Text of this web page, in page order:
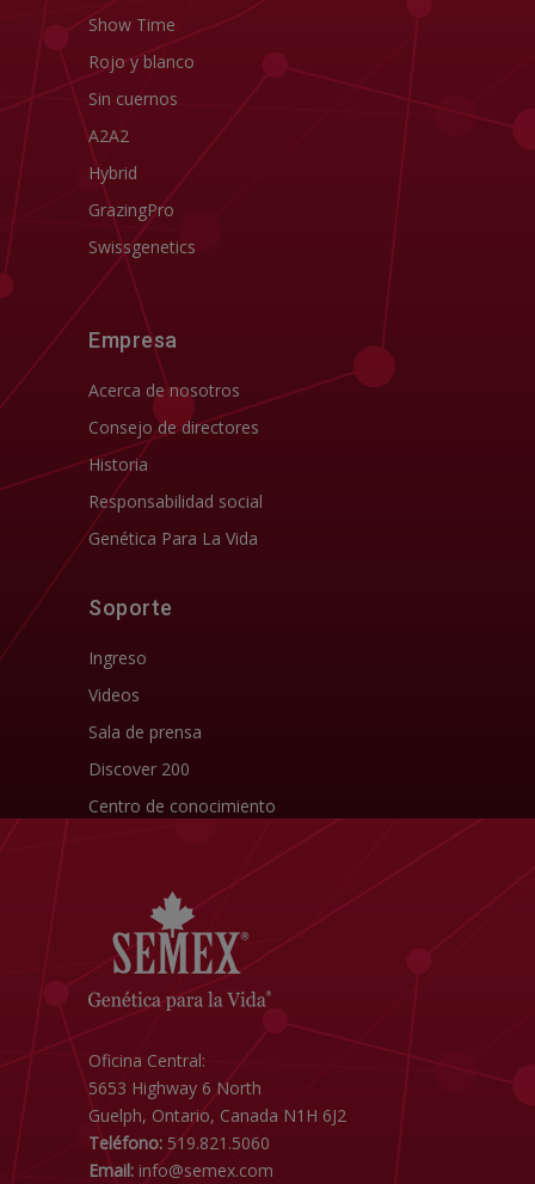
Show Time
Rojo y blanco
Sin cuernos
A2A2
Hybrid
GrazingPro
Swissgenetics
Empresa
Acerca de nosotros
Consejo de directores
Historia
Responsabilidad social
Genética Para La Vida
Soporte
Ingreso
Videos
Sala de prensa
Discover 200
Centro de conocimiento
Oficina Central:
5653 Highway 6 North
Guelph, Ontario, Canada N1H 6J2
Teléfono: 519.821.5060
Email: info@semex.com